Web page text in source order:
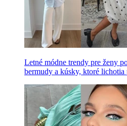
Letné módne trendy pre ženy
bermudy a kúsky, ktoré lichotia